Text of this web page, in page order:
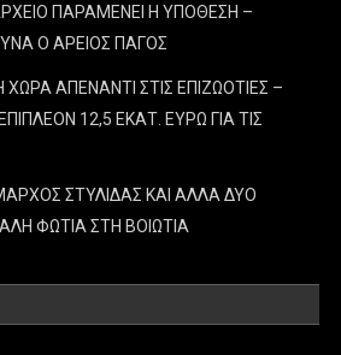
ΠΑΡΑΜΕΝΕΙ Η ΥΠΟΘΕΣΗ –
Ο ΑΡΕΙΟΣ ΠΑΓΟΣ
ΑΠΕΝΑΝΤΙ ΣΤΙΣ ΕΠΙΖΩΟΤΙΕΣ –
12,5 ΕΚΑΤ. ΕΥΡΩ ΓΙΑ ΤΙΣ
ΣΤΥΛΙΔΑΣ ΚΑΙ ΑΛΛΑ ΔΥΟ
ΦΩΤΙΑ ΣΤΗ ΒΟΙΩΤΙΑ